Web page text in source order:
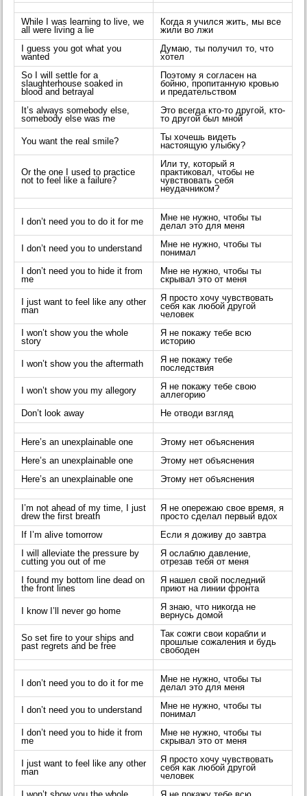
While I was learning to live, we
all were living a lie
Когда я учился жить, мы все
жили во лжи
I guess you got what you
wanted
Думаю, ты получил то, что
хотел
So I will settle for a
slaughterhouse soaked in
blood and betrayal
Поэтому я согласен на
бойню, пропитанную кровью
и предательством
It’s always somebody else,
somebody else was me
Это всегда кто-то другой, кто-
то другой был мной
You want the real smile?
Ты хочешь видеть
настоящую улыбку?
Or the one I used to practice
not to feel like a failure?
Или ту, который я
практиковал, чтобы не
чувствовать себя
неудачником?
I don’t need you to do it for me
Мне не нужно, чтобы ты
делал это для меня
I don’t need you to understand
Мне не нужно, чтобы ты
понимал
I don’t need you to hide it from
me
Мне не нужно, чтобы ты
скрывал это от меня
I just want to feel like any other
man
Я просто хочу чувствовать
себя как любой другой
человек
I won’t show you the whole
story
Я не покажу тебе всю
историю
I won’t show you the aftermath
Я не покажу тебе
последствия
I won’t show you my allegory
Я не покажу тебе свою
аллегорию
Don’t look away
Не отводи взгляд
Here’s an unexplainable one
Этому нет объяснения
Here’s an unexplainable one
Этому нет объяснения
Here’s an unexplainable one
Этому нет объяснения
I’m not ahead of my time, I just
drew the first breath
Я не опережаю свое время, я
просто сделал первый вдох
If I’m alive tomorrow
Если я доживу до завтра
I will alleviate the pressure by
cutting you out of me
Я ослаблю давление,
отрезав тебя от меня
I found my bottom line dead on
the front lines
Я нашел свой последний
приют на линии фронта
I know I’ll never go home
Я знаю, что никогда не
вернусь домой
So set fire to your ships and
past regrets and be free
Так сожги свои корабли и
прошлые сожаления и будь
свободен
I don’t need you to do it for me
Мне не нужно, чтобы ты
делал это для меня
I don’t need you to understand
Мне не нужно, чтобы ты
понимал
I don’t need you to hide it from
me
Мне не нужно, чтобы ты
скрывал это от меня
I just want to feel like any other
man
Я просто хочу чувствовать
себя как любой другой
человек